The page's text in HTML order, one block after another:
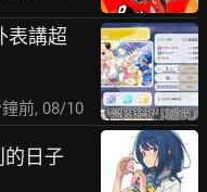
表講超
前, 08/10
的日子